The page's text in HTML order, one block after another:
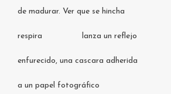
de madurar. Ver que se hincha
respira lanza un reflejo
enfurecido, una cascara adherida
a un papel fotográfico